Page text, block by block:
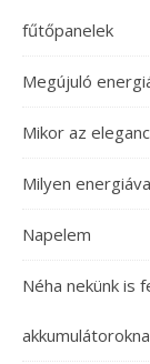
fűtőpanelek
Megújuló
Mikor az
Milyen
Napelem
Néha nekünk is